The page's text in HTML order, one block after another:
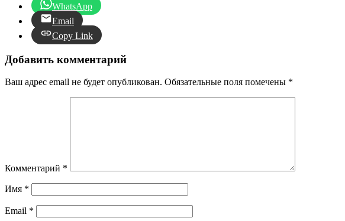
WhatsApp
Email
Copy Link
Добавить комментарий
Ваш адрес email не будет опубликован. Обязательные поля помечены *
Комментарий *
Имя *
Email *